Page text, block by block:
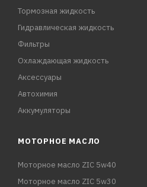
Тормозная жидкость
Гидравлическая жидкость
Фильтры
Охлаждающая жидкость
Аксессуары
Автохимия
Аккумуляторы
МОТОРНОЕ МАСЛО
Моторное масло ZIC 5w40
Моторное масло ZIC 5w30